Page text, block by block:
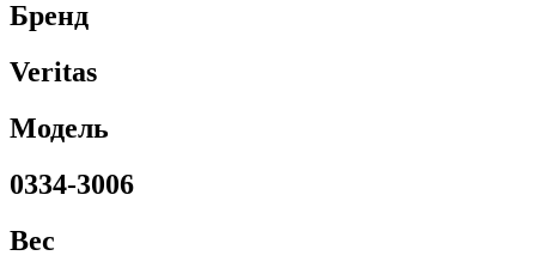
Бренд
Veritas
Модель
0334-3006
Вес